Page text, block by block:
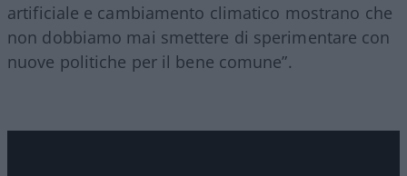
artificiale e cambiamento climatico mostrano che
non dobbiamo mai smettere di sperimentare con
nuove politiche per il bene comune”.